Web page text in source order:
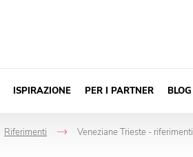
ISPIRAZIONE PER I PARTNER BLOG
->
Riferimenti Veneziane Trieste - riferimenti